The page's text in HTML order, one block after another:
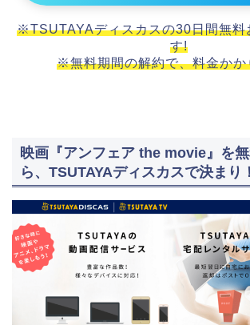
※TSUTAYAディスカスの30日間無料
す!
※無料期間の解約で、料金かか
映画『アンフェア the movie』を
ら、TSUTAYAディスカスで決まり！